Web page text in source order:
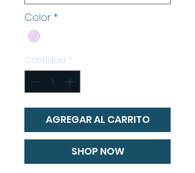
Color *
Cantidad *
AGREGAR AL CARRITO
SHOP NOW